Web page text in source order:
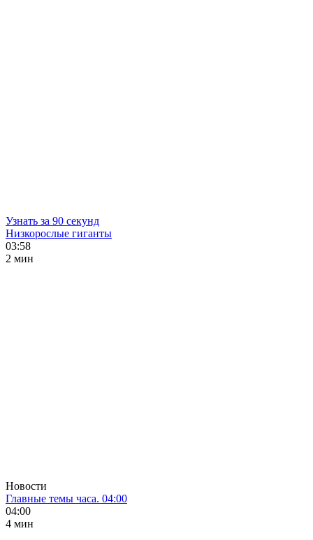
Узнать за 90 секунд
Низкорослые гиганты
03:58
2 мин
Новости
Главные темы часа. 04:00
04:00
4 мин